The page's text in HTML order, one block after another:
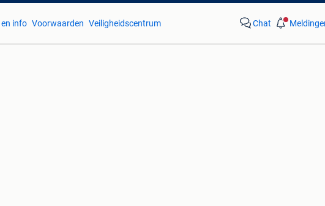
en info Voorwaarden Veiligheidscentrum Chat